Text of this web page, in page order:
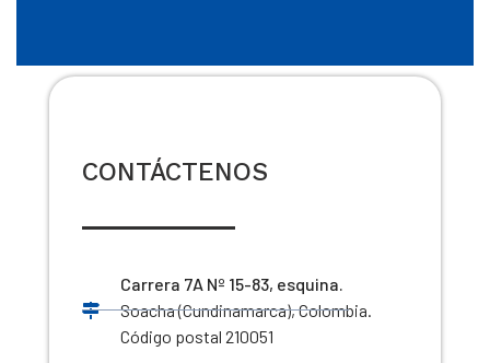
CONTÁCTENOS
Carrera 7A Nº 15-83, esquina.
Soacha (Cundinamarca), Colombia.
Código postal 210051